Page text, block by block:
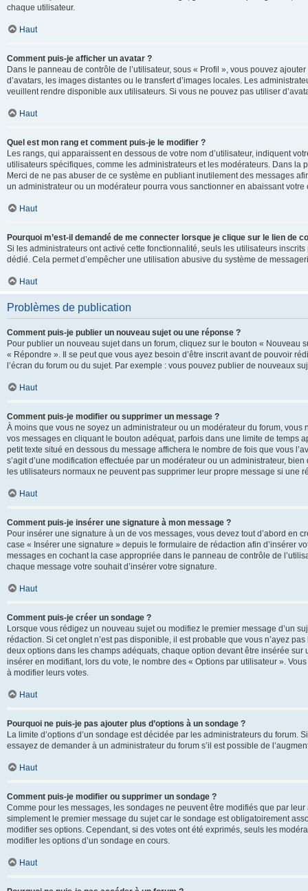
chaque utilisateur.
Haut
Comment puis-je afficher un avatar ?
Dans le panneau de contrôle de l’utilisateur, sous « Profil », vous pouvez
d’avatars, les images distantes ou le transfert d’images locales. Les
veuillent rendre disponible aux utilisateurs. Si vous ne pouvez pas utiliser
Haut
Quel est mon rang et comment puis-je le modifier ?
Les rangs, qui apparaissent en dessous de votre nom d’utilisateur, indiquent
utilisateurs spécifiques, comme les administrateurs et les modérateurs. Dans
Merci de ne pas abuser de ce système en publiant inutilement des messages
un administrateur ou un modérateur pourra vous sanctionner en abaissant votre
Haut
Pourquoi m’est-il demandé de me connecter lorsque je clique sur le lien de
Si les administrateurs ont activé cette fonctionnalité, seuls les utilisateurs
dédié. Cela permet d’empêcher une utilisation abusive du système de
Haut
Problèmes de publication
Comment puis-je publier un nouveau sujet ou une réponse ?
Pour publier un nouveau sujet dans un forum, cliquez sur le bouton «
« Répondre ». Il se peut que vous ayez besoin d’être inscrit avant de pouvoir
l’écran du forum ou du sujet. Par exemple : vous pouvez publier de nouveaux
Haut
Comment puis-je modifier ou supprimer un message ?
À moins que vous ne soyez un administrateur ou un modérateur du forum,
vos messages en cliquant le bouton adéquat, parfois dans une limite de temps
petit texte situé en dessous du message affichera le nombre de fois que vous
s’agit d’une modification effectuée par un modérateur ou un administrateur,
les utilisateurs normaux ne peuvent pas supprimer leur propre message si une
Haut
Comment puis-je insérer une signature à mon message ?
Pour insérer une signature à un de vos messages, vous devez tout d’abord en
case « Insérer une signature » depuis le formulaire de rédaction afin d’insérer
messages en cochant la case appropriée dans le panneau de contrôle de
chaque message votre souhait d’insérer votre signature.
Haut
Comment puis-je créer un sondage ?
Lorsque vous rédigez un nouveau sujet ou modifiez le premier message d’un
rédaction. Si cet onglet n’est pas disponible, il est probable que vous n’ayez
deux options dans les champs adéquats, chaque option devant être insérée
insérer en modifiant, lors du vote, le nombre des « Options par utilisateur ».
à modifier leurs votes.
Haut
Pourquoi ne puis-je pas ajouter plus d’options à un sondage ?
La limite d’options d’un sondage est décidée par les administrateurs du
essayez de demander à un administrateur du forum s’il est possible de
Haut
Comment puis-je modifier ou supprimer un sondage ?
Comme pour les messages, les sondages ne peuvent être modifiés que par
simplement le premier message du sujet car le sondage est obligatoirement
modifier ses options. Cependant, si des votes ont été exprimés, seuls les
modifier les options d’un sondage en cours.
Haut